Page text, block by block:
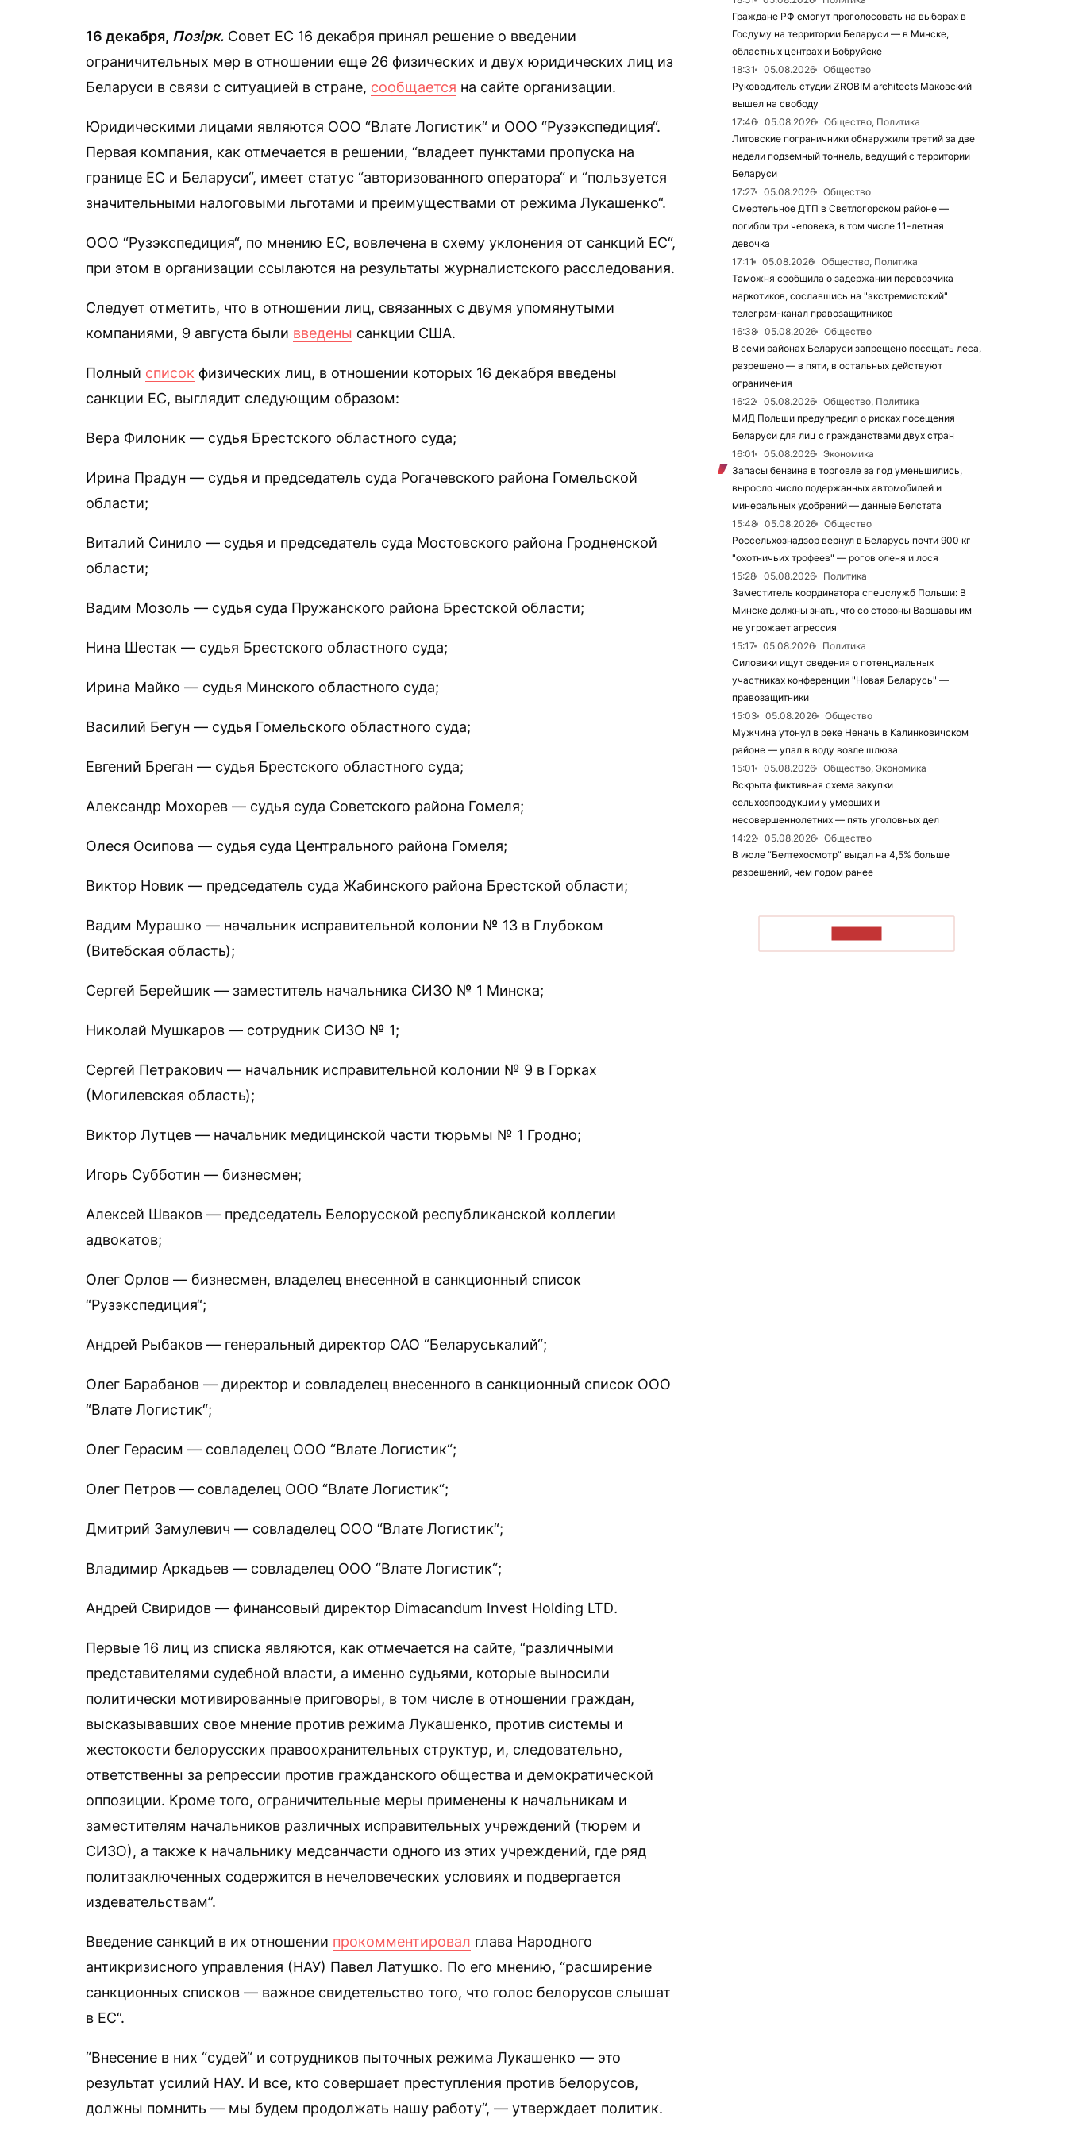
16 декабря, Позірк. Совет ЕС 16 декабря принял решение о введении
ограничительных мер в отношении еще 26 физических и двух юридических лиц из
Беларуси в связи с ситуацией в стране, сообщается на сайте организации.
Юридическими лицами являются ООО “Влате Логистик“ и ООО “Рузэкспедиция“.
Первая компания, как отмечается в решении, “владеет пунктами пропуска на
границе ЕС и Беларуси“, имеет статус “авторизованного оператора“ и “пользуется
значительными налоговыми льготами и преимуществами от режима Лукашенко“.
ООО “Рузэкспедиция“, по мнению ЕС, вовлечена в схему уклонения от санкций ЕС“,
при этом в организации ссылаются на результаты журналистского расследования.
Следует отметить, что в отношении лиц, связанных с двумя упомянутыми
компаниями, 9 августа были введены санкции США.
Полный список физических лиц, в отношении которых 16 декабря введены
санкции ЕС, выглядит следующим образом:
Вера Филоник — судья Брестского областного суда;
Ирина Прадун — судья и председатель суда Рогачевского района Гомельской
области;
Виталий Синило — судья и председатель суда Мостовского района Гродненской
области;
Вадим Мозоль — судья суда Пружанского района Брестской области;
Нина Шестак — судья Брестского областного суда;
Ирина Майко — судья Минского областного суда;
Василий Бегун — судья Гомельского областного суда;
Евгений Бреган — судья Брестского областного суда;
Александр Мохорев — судья суда Советского района Гомеля;
Олеся Осипова — судья суда Центрального района Гомеля;
Виктор Новик — председатель суда Жабинского района Брестской области;
Вадим Мурашко — начальник исправительной колонии № 13 в Глубоком
(Витебская область);
Сергей Берейшик — заместитель начальника СИЗО № 1 Минска;
Николай Мушкаров — сотрудник СИЗО № 1;
Сергей Петракович — начальник исправительной колонии № 9 в Горках
(Могилевская область);
Виктор Лутцев — начальник медицинской части тюрьмы № 1 Гродно;
Игорь Субботин — бизнесмен;
Алексей Шваков — председатель Белорусской республиканской коллегии
адвокатов;
Олег Орлов — бизнесмен, владелец внесенной в санкционный список
“Рузэкспедиция“;
Андрей Рыбаков — генеральный директор ОАО “Беларуськалий“;
Олег Барабанов — директор и совладелец внесенного в санкционный список ООО
“Влате Логистик“;
Олег Герасим — совладелец ООО “Влате Логистик“;
Олег Петров — совладелец ООО “Влате Логистик“;
Дмитрий Замулевич — совладелец ООО “Влате Логистик“;
Владимир Аркадьев — совладелец ООО “Влате Логистик“;
Андрей Свиридов — финансовый директор Dimacandum Invest Holding LTD.
Первые 16 лиц из списка являются, как отмечается на сайте, “различными
представителями судебной власти, а именно судьями, которые выносили
политически мотивированные приговоры, в том числе в отношении граждан,
высказывавших свое мнение против режима Лукашенко, против системы и
жестокости белорусских правоохранительных структур, и, следовательно,
ответственны за репрессии против гражданского общества и демократической
оппозиции. Кроме того, ограничительные меры применены к начальникам и
заместителям начальников различных исправительных учреждений (тюрем и
СИЗО), а также к начальнику медсанчасти одного из этих учреждений, где ряд
политзаключенных содержится в нечеловеческих условиях и подвергается
издевательствам”.
Введение санкций в их отношении прокомментировал глава Народного
антикризисного управления (НАУ) Павел Латушко. По его мнению, “расширение
санкционных списков — важное свидетельство того, что голос белорусов слышат
в ЕС“.
“Внесение в них “судей“ и сотрудников пыточных режима Лукашенко — это
результат усилий НАУ. И все, кто совершает преступления против белорусов,
должны помнить — мы будем продолжать нашу работу“, — утверждает политик.
Граждане РФ смогут проголосовать на выборах в
Госдуму на территории Беларуси — в Минске,
областных центрах и Бобруйске
18:31
05.08.2026
Общество
Руководитель студии ZROBIM architects Маковский
вышел на свободу
17:46
05.08.2026
Общество, Политика
Литовские пограничники обнаружили третий за две
недели подземный тоннель, ведущий с территории
Беларуси
17:27
05.08.2026
Общество
Смертельное ДТП в Светлогорском районе —
погибли три человека, в том числе 11-летняя
девочка
17:11
05.08.2026
Общество, Политика
Таможня сообщила о задержании перевозчика
наркотиков, сославшись на "экстремистский"
телеграм-канал правозащитников
16:38
05.08.2026
Общество
В семи районах Беларуси запрещено посещать леса,
разрешено — в пяти, в остальных действуют
ограничения
16:22
05.08.2026
Общество, Политика
МИД Польши предупредил о рисках посещения
Беларуси для лиц с гражданствами двух стран
16:01
05.08.2026
Экономика
Запасы бензина в торговле за год уменьшились,
выросло число подержанных автомобилей и
минеральных удобрений — данные Белстата
15:48
05.08.2026
Общество
Россельхознадзор вернул в Беларусь почти 900 кг
"охотничьих трофеев" — рогов оленя и лося
15:28
05.08.2026
Политика
Заместитель координатора спецслужб Польши: В
Минске должны знать, что со стороны Варшавы им
не угрожает агрессия
15:17
05.08.2026
Политика
Силовики ищут сведения о потенциальных
участниках конференции "Новая Беларусь" —
правозащитники
15:03
05.08.2026
Общество
Мужчина утонул в реке Неначь в Калинковичском
районе — упал в воду возле шлюза
15:01
05.08.2026
Общество, Экономика
Вскрыта фиктивная схема закупки
сельхозпродукции у умерших и
несовершеннолетних — пять уголовных дел
14:22
05.08.2026
Общество
В июле “Белтехосмотр” выдал на 4,5% больше
разрешений, чем годом ранее